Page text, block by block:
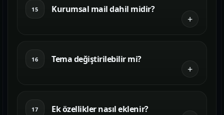
15 Kurumsal mail dahil midir?
16 Tema değiştirilebilir mi?
17 Ek özellikler nasıl eklenir?